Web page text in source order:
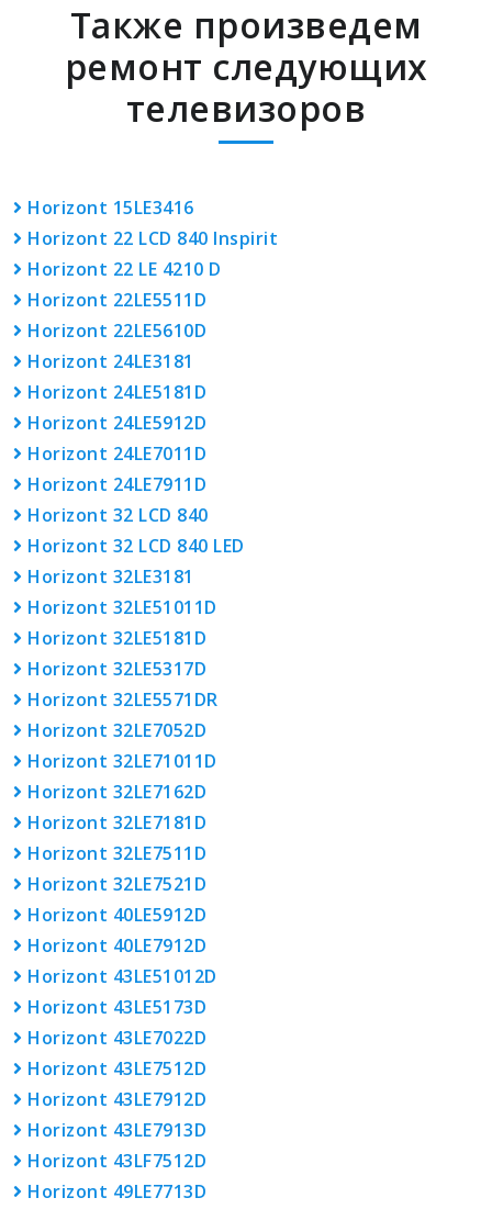
Также произведем
ремонт следующих
телевизоров
Horizont 15LE3416
Horizont 22 LCD 840 Inspirit
Horizont 22 LE 4210 D
Horizont 22LE5511D
Horizont 22LE5610D
Horizont 24LE3181
Horizont 24LE5181D
Horizont 24LE5912D
Horizont 24LE7011D
Horizont 24LE7911D
Horizont 32 LCD 840
Horizont 32 LCD 840 LED
Horizont 32LE3181
Horizont 32LE51011D
Horizont 32LE5181D
Horizont 32LE5317D
Horizont 32LE5571DR
Horizont 32LE7052D
Horizont 32LE71011D
Horizont 32LE7162D
Horizont 32LE7181D
Horizont 32LE7511D
Horizont 32LE7521D
Horizont 40LE5912D
Horizont 40LE7912D
Horizont 43LE51012D
Horizont 43LE5173D
Horizont 43LE7022D
Horizont 43LE7512D
Horizont 43LE7912D
Horizont 43LE7913D
Horizont 43LF7512D
Horizont 49LE7713D